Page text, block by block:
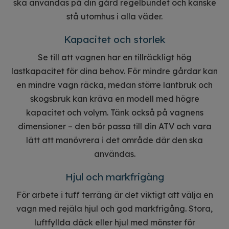
ska användas på din gård regelbundet och kanske
stå utomhus i alla väder.
Kapacitet och storlek
Se till att vagnen har en tillräckligt hög
lastkapacitet för dina behov. För mindre gårdar kan
en mindre vagn räcka, medan större lantbruk och
skogsbruk kan kräva en modell med högre
kapacitet och volym. Tänk också på vagnens
dimensioner – den bör passa till din ATV och vara
lätt att manövrera i det område där den ska
användas.
Hjul och markfrigång
För arbete i tuff terräng är det viktigt att välja en
vagn med rejäla hjul och god markfrigång. Stora,
luftfyllda däck eller hjul med mönster för